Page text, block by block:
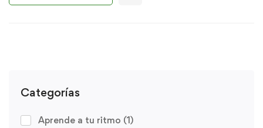
Categorías
Aprende a tu ritmo (1)